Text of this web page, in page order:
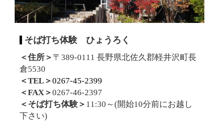
そば打ち体験 ひょうろく
＜住所＞ 〒389-0111 長野県北佐久郡軽井沢町長
倉5530
＜TEL＞0267-45-2399
＜FAX＞0267-46-2397
＜そば打ち体験＞ 11:30～(開始10分前にお越し
下さい)